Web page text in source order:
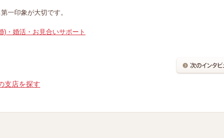
一印象が大切です。
)・婚活・お見合いサポート
支店を探す